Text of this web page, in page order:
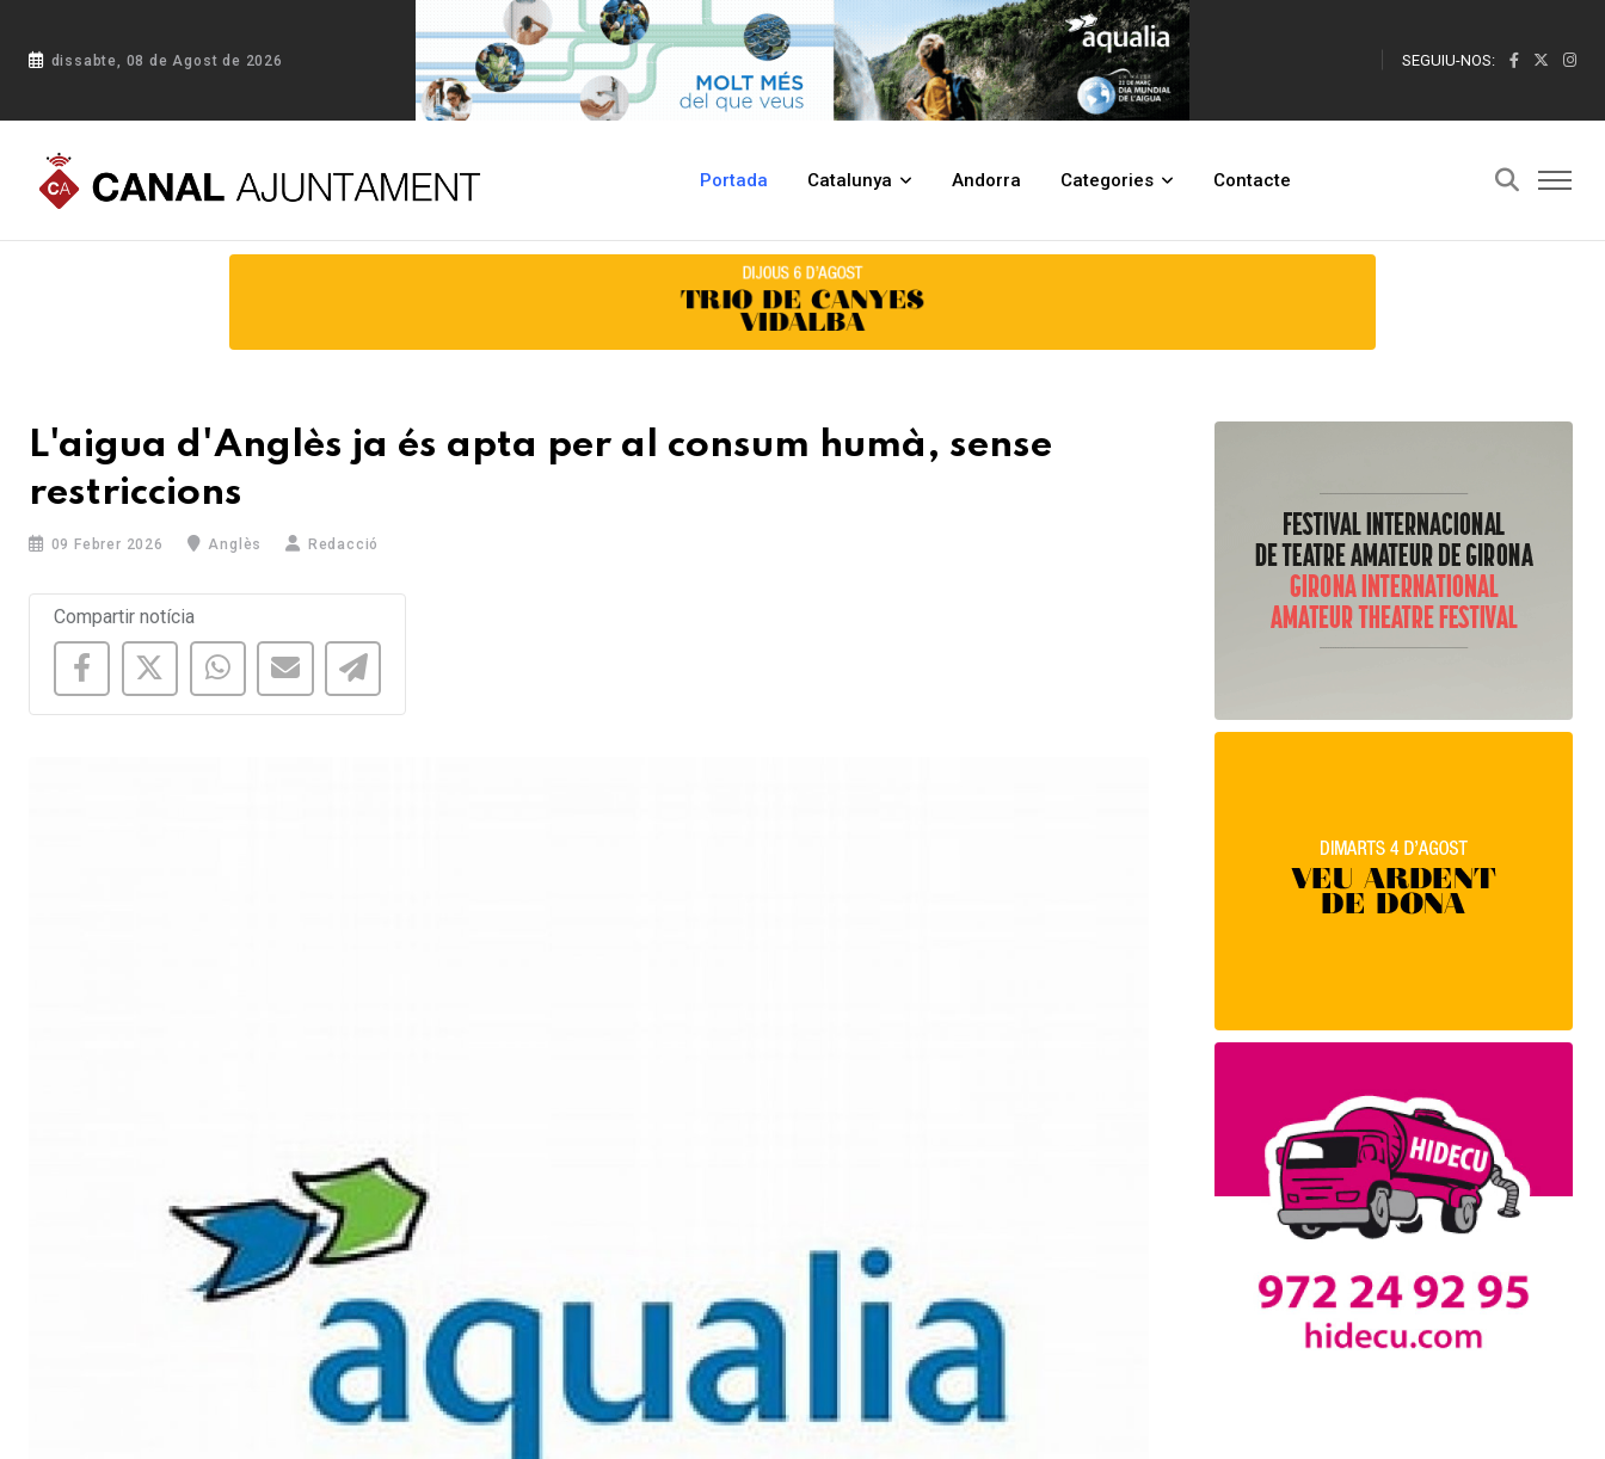
dissabte, 08 de Agost de 2026 SEGUIU-NOS:
Portada Catalunya Andorra Categories Contacte
Portada Blog L'aigua d'Anglès ja és apta per al consum humà, sense restriccions
L'aigua d'Anglès ja és apta per al consum humà, sense
restriccions
09 Febrer 2026 Anglès Redacció
Compartir notícia